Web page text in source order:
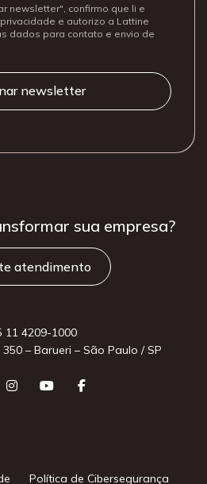
newsletter", confirmo que li e
e autorizo a Lattine
dados para contato e envio de
sua empresa?
atendimento
11 4209-1000
– Barueri – São Paulo / SP
Política de Cibersegurança